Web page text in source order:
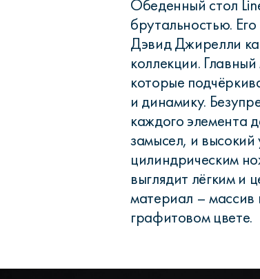
Обеденный стол
брутальностью.
Дэвид Джирелли
коллекции.
которые
и динамику.
каждого элемента
замысел, и высокий
цилиндрическим
выглядит лёгким и
материал – массив
графитовом цвете.